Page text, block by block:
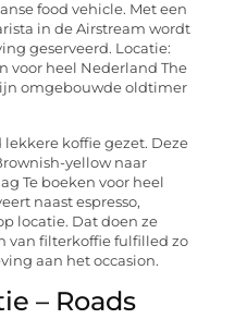
food vehicle. Met een
in de Airstream wordt
geserveerd. Locatie:
voor heel Nederland The
omgebouwde oldtimer
koffie gezet. Deze
yellow naar
Te boeken voor heel
naast espresso,
locatie. Dat doen ze
van filterkoffie fulfilled zo
aan het occasion.
– Roads